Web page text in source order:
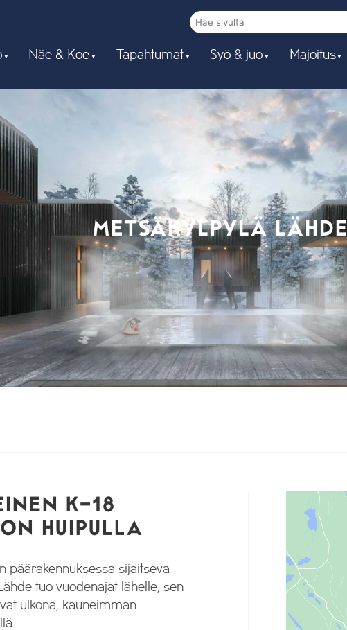
Näe & Koe Tapahtumat Syö & juo Majoitus
METSÄKYLPYLÄ LÄHDE
K-18
HUIPULLA
n päärakennuksessa sijaitseva
tuo vuodenajat lähelle; sen
ulkona, kauneimman